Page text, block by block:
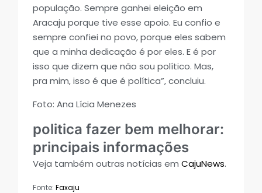
população. Sempre ganhei eleição em
Aracaju porque tive esse apoio. Eu confio e
sempre confiei no povo, porque eles sabem
que a minha dedicação é por eles. E é por
isso que dizem que não sou político. Mas,
pra mim, isso é que é política”, concluiu.
Foto: Ana Lícia Menezes
politica fazer bem melhorar:
principais informações
Veja também outras notícias emCajuNews.
Fonte:Faxaju